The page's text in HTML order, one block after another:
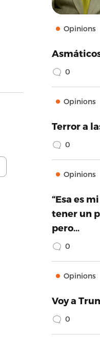
Opinions
0
Opinions
Terror a
0
Opinions
“Esa es
tener un
pero…
0
Opinions
Voy a
0